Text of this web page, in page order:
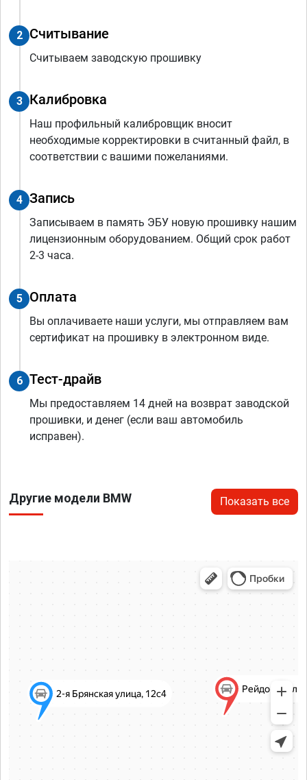
2 Считывание
Считываем заводскую прошивку
3 Калибровка
Наш профильный калибровщик вносит
необходимые корректировки в считанный файл, в
соответствии с вашими пожеланиями.
4 Запись
Записываем в память ЭБУ новую прошивку нашим
лицензионным оборудованием. Общий срок работ
2-3 часа.
5 Оплата
Вы оплачиваете наши услуги, мы отправляем вам
сертификат на прошивку в электронном виде.
6 Тест-драйв
Мы предоставляем 14 дней на возврат заводской
прошивки, и денег (если ваш автомобиль
исправен).
Другие модели BMW Показать все